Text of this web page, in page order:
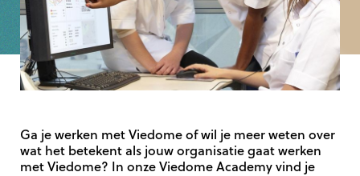
Ga je werken met Viedome of wil je meer weten over
wat het betekent als jouw organisatie gaat werken
met Viedome? In onze Viedome Academy vind je